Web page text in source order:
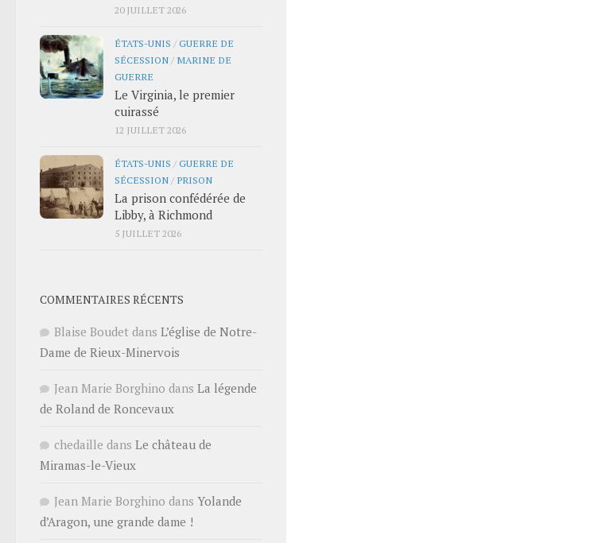
20 JUILLET 2026
ÉTATS-UNIS /GUERRE DE
SÉCESSION / MARINE DE
GUERRE
Le Virginia, le premier
cuirassé
12 JUILLET 2026
ÉTATS-UNIS /GUERRE DE
SÉCESSION / PRISON
La prison confédérée de
Libby, à Richmond
5 JUILLET 2026
COMMENTAIRES RÉCENTS
Blaise Boudet dans L’église de Notre-
Dame de Rieux-Minervois
Jean Marie Borghino dans La légende
de Roland de Roncevaux
chedaille dans Le château de
Miramas-le-Vieux
Jean Marie Borghino dans Yolande
d’Aragon, une grande dame !